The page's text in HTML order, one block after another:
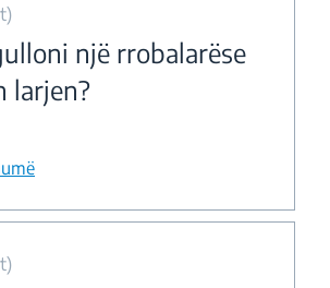
një rrobalarëse
larjen?